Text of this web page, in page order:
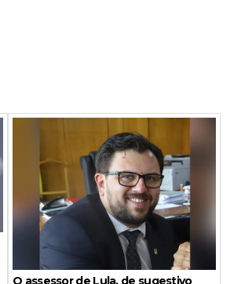
O assessor de Lula, de sugestivo